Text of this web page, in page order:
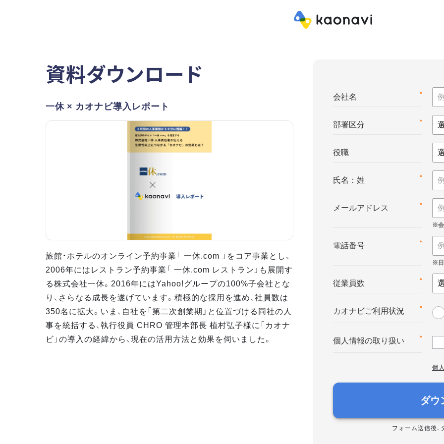
資料ダウンロード
一休 × カオナビ導入レポート
旅館・ホテルのオンライン予約事業「 一休.com 」をコア事業とし、
2006年にはレストラン予約事業「 一休.com レストラン」も展開す
る株式会社一休。2016年にはYahoo!グループの100%子会社とな
り、さらなる成長を遂げています。積極的な採用を進め、社員数は
350名に拡大。いま、自社を「第二次創業期」と位置づける同社の人
事を統括する、執行役員 CHRO 管理本部長 植村弘子様に「カオナ
ビ」の導入の経緯から、現在の活用方法と効果を伺いました。
*
会社名
*
部署区分
役職
*
氏名：姓
*
メールアドレス
*
電話番号
*
従業員数
*
カオナビご利用状況
*
個人情報の取り扱い
個
ダウ
フォーム送信後